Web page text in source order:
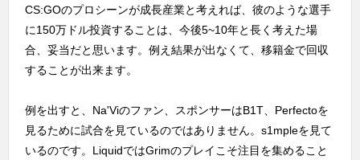
CS:GOのプロシーンが成長産業と考えれば、彼のような選手
に150万ドル投資することは、今後5~10年と長く考えた場
合、妥当だと思います。例え結果が出なくて、移籍金で回収
することが出来ます。
例を出すと、Na'Viのファン、スポンサーはB1T、Perfectoを
見るために試合を見ているのではありません。s1mpleを見て
いるのです。LiquidではGrimのプレイこそ注目を集めること